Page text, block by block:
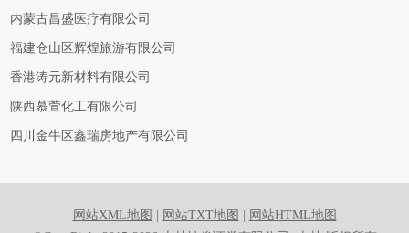
内蒙古昌盛医疗有限公司
福建仓山区辉煌旅游有限公司
香港涛元新材料有限公司
陕西慕萱化工有限公司
四川金牛区鑫瑞房地产有限公司
网站XML地图 网站TXT地图
网站HTML地图